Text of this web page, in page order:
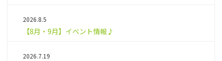
2026.8.5
【8月・9月】イベント情報♪
2026.7.19